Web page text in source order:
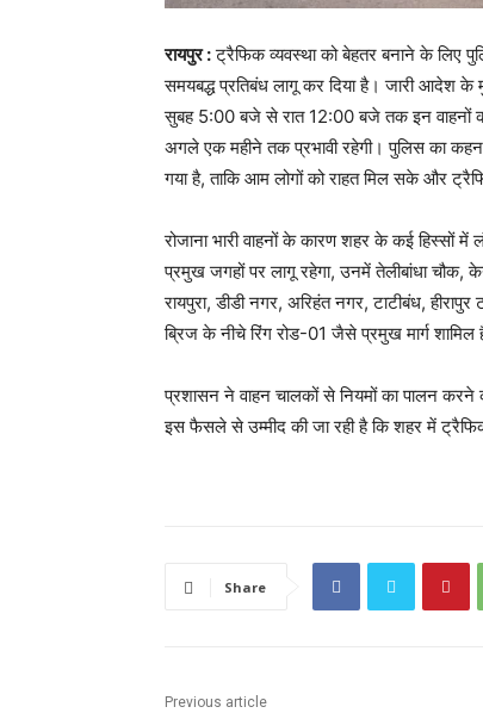
रायपुर :ट्रैफिक व्यवस्था को बेहतर बनाने के लिए
समयबद्ध प्रतिबंध लागू कर दिया है। जारी आदेश
सुबह 5:00 बजे से रात 12:00 बजे तक इन वाहनों
अगले एक महीने तक प्रभावी रहेगी। पुलिस का
गया है, ताकि आम लोगों को राहत मिल सके और
रोजाना भारी वाहनों के कारण शहर के कई हिस्सों में
प्रमुख जगहों पर लागू रहेगा, उनमें तेलीबांधा चौक,
रायपुरा, डीडी नगर, अरिहंत नगर, टाटीबंध, हीरापुर
ब्रिज के नीचे रिंग रोड-01 जैसे प्रमुख मार्ग शामिल
प्रशासन ने वाहन चालकों से नियमों का पालन करने
इस फैसले से उम्मीद की जा रही है कि शहर में
Share
Previous article